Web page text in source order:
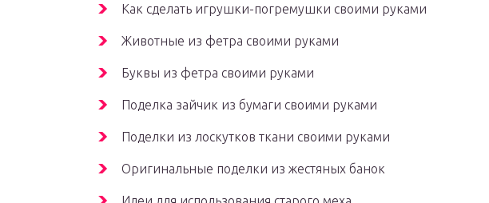
Как сделать игрушки-погремушки своими руками
Животные из фетра своими руками
Буквы из фетра своими руками
Поделка зайчик из бумаги своими руками
Поделки из лоскутков ткани своими руками
Оригинальные поделки из жестяных банок